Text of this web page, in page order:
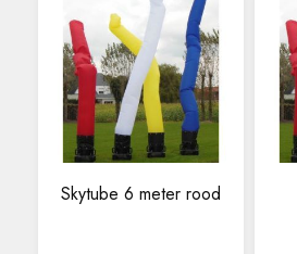
Skytube 6 meter rood